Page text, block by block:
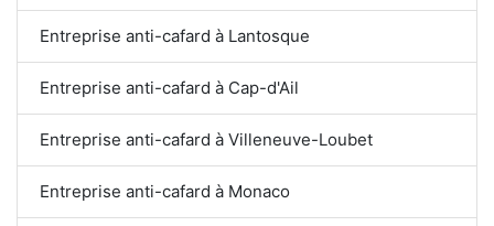
Entreprise anti-cafard à Lantosque
Entreprise anti-cafard à Cap-d'Ail
Entreprise anti-cafard à Villeneuve-Loubet
Entreprise anti-cafard à Monaco